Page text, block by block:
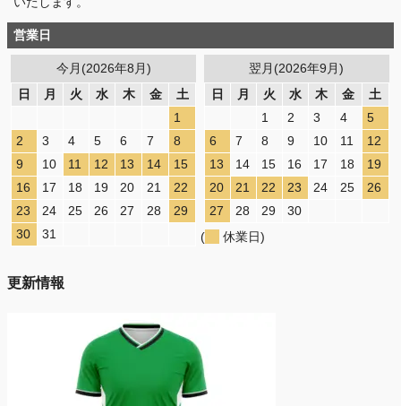
営業日
今月(2026年8月)
日
月 火 水 木 金
土
1
2
3 4 5 6 7
8
9
10 11 12 13 14
15
16
17 18 19 20 21
22
23
24 25 26 27 28
29
30
31
翌月(2026年9月)
日
月 火 水 木 金
土
1
2 3 4
5
6
7 8 9 10 11
12
13
14 15 16 17 18
19
20
21 22 23 24 25
26
27
28 29
30
(
休業日)
更新情報